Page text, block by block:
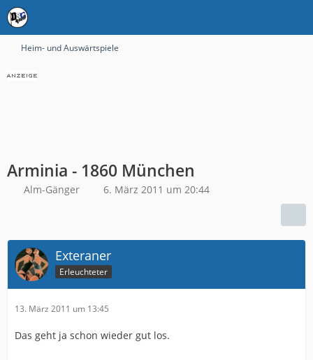
Heim- und Auswärtspiele
Arminia - 1860 München
Alm-Gänger 6. März 2011 um 20:44
Exteraner
Erleuchteter
13. März 2011 um 13:45
Das geht ja schon wieder gut los.